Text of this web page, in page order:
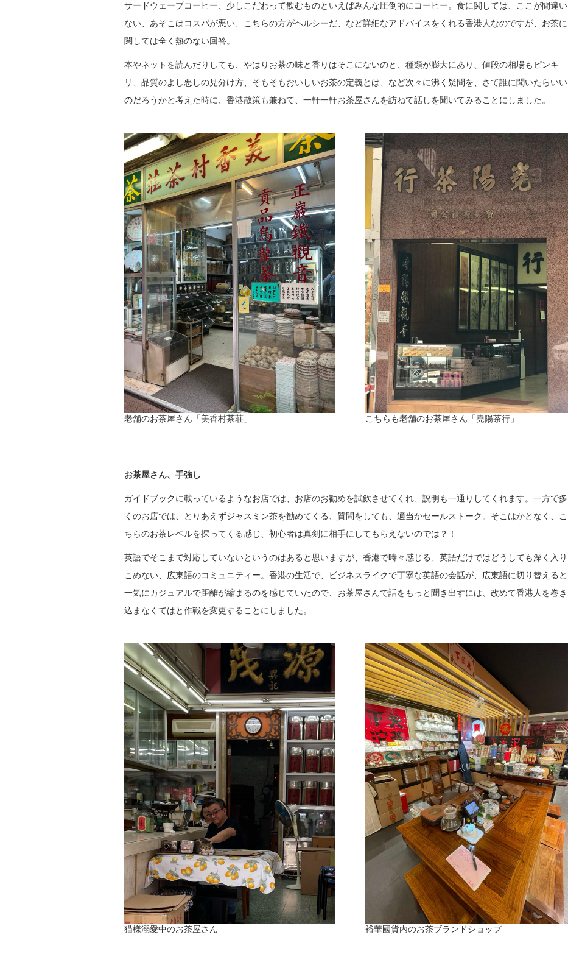
サードウェーブコーヒー、少しこだわって飲むものといえばみんな圧倒的にコーヒー。食に関しては、ここが間違い
ない、あそこはコスパが悪い、こちらの方がヘルシーだ、など詳細なアドバイスをくれる香港人なのですが、お茶に
関しては全く熱のない回答。
本やネットを読んだりしても、やはりお茶の味と香りはそこにないのと、種類が膨大にあり、値段の相場もピンキ
リ、品質のよし悪しの見分け方、そもそもおいしいお茶の定義とは、など次々に沸く疑問を、さて誰に聞いたらいい
のだろうかと考えた時に、香港散策も兼ねて、一軒一軒お茶屋さんを訪ねて話しを聞いてみることにしました。
老舗のお茶屋さん「美香村茶荘」 こちらも老舗のお茶屋さん「堯陽茶行」
お茶屋さん、手強し
ガイドブックに載っているようなお店では、お店のお勧めを試飲させてくれ、説明も一通りしてくれます。一方で多
くのお店では、とりあえずジャスミン茶を勧めてくる、質問をしても、適当かセールストーク。そこはかとなく、こ
ちらのお茶レベルを探ってくる感じ、初心者は真剣に相手にしてもらえないのでは？！
英語でそこまで対応していないというのはあると思いますが、香港で時々感じる、英語だけではどうしても深く入り
こめない、広東語のコミュニティー。香港の生活で、ビジネスライクで丁寧な英語の会話が、広東語に切り替えると
一気にカジュアルで距離が縮まるのを感じていたので、お茶屋さんで話をもっと聞き出すには、改めて香港人を巻き
込まなくてはと作戦を変更することにしました。
猫様溺愛中のお茶屋さん 裕華國貨内のお茶ブランドショップ